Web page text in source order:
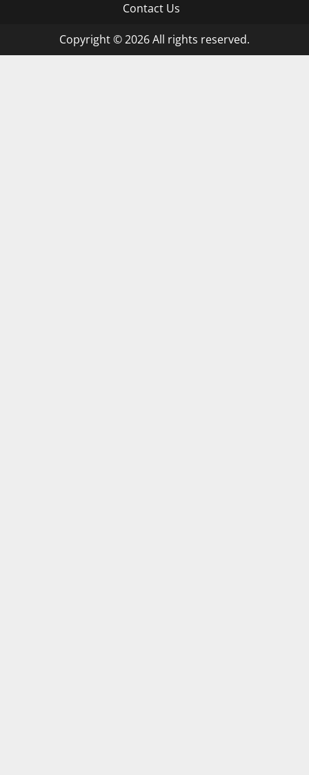
Contact Us
Copyright © 2026 All rights reserved.